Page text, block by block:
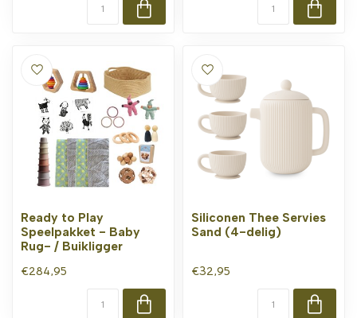
Ready to Play
Speelpakket - Baby
Rug- / Buikligger
€284,95
Siliconen Thee Servies
Sand (4-delig)
€32,95